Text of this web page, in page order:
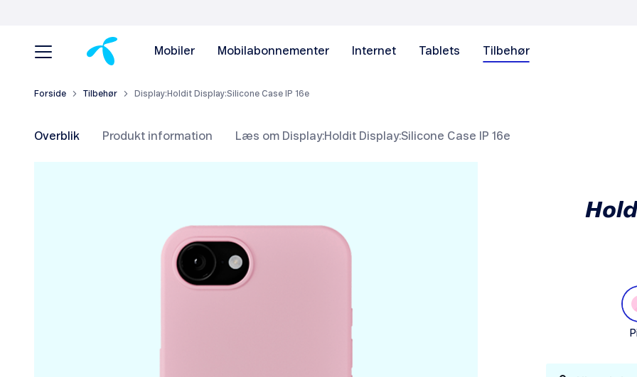
Mobiler Mobilabonnementer Internet Tablets Tilbehør
Forside Tilbehør Display:Holdit Display:Silicone Case IP 16e
Overblik Produkt information Læs om Display:Holdit Display:Silicone Case IP 16e